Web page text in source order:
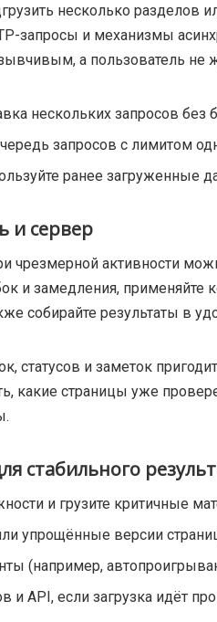
несколько
запросы и механизмы
а пользователь не
нескольких запросов без
запросов с лимитом
ранее загруженные
и сервер
чрезмерной активности
и замедления, применяйте
собирайте результаты в
статусов и заметок
какие страницы уже
стабильного
и грузите критичные
упрощённые версии
(например,
и API, если загрузка идёт